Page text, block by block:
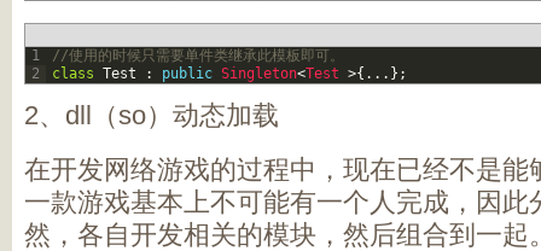
1
2
//使用的时候只需要单件类继承此模板即可。
class Test : public Singleton<Test >{ . . . } ;
2、dll（so）动态加载
在开发网络游戏的过程中，现在已经不是能
一款游戏基本上不可能有一个人完成，因此
然，各自开发相关的模块，然后组合到一起